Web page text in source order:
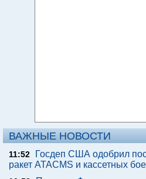
ВАЖНЫЕ НОВОСТИ
11:52
Госдеп США одобрил
ракет ATACMS и кассетных